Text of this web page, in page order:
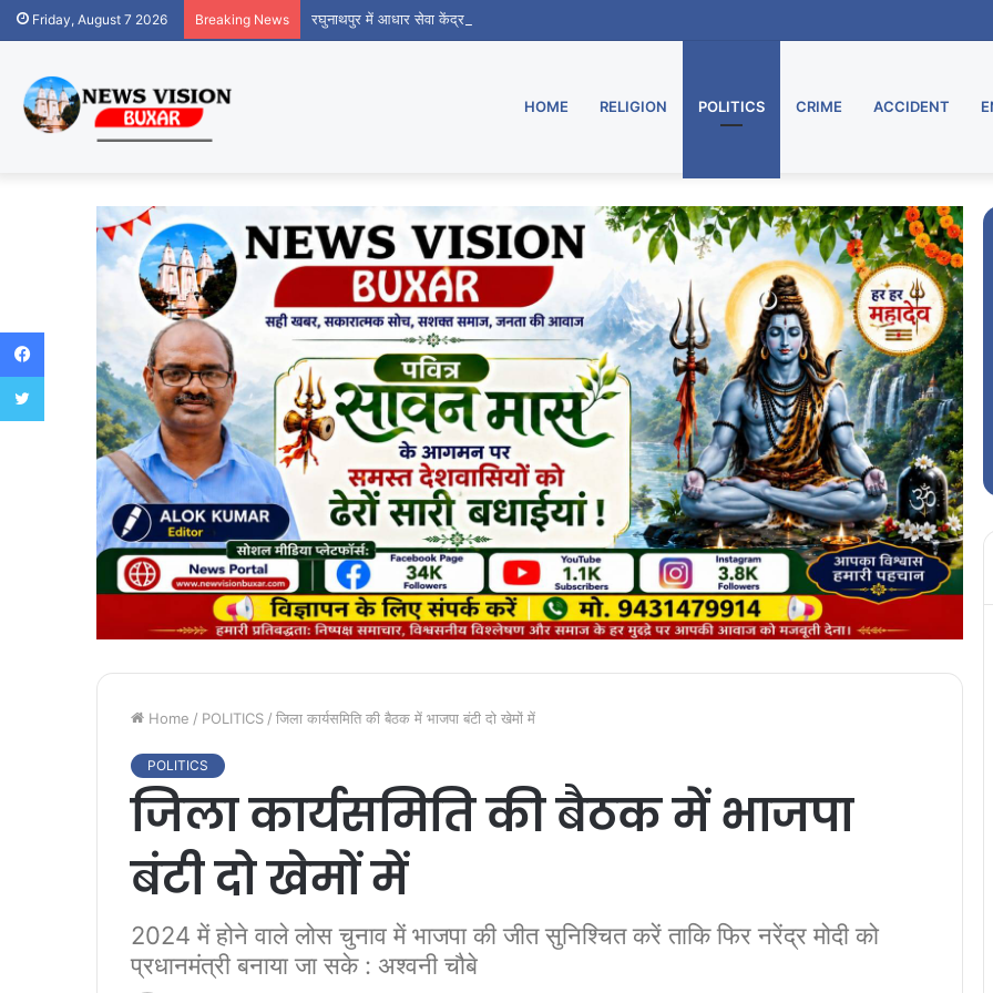
Friday, August 7 2026 Breaking News रघुनाथपुर में आधार सेवा केंद्र शुरू, मुरार उपडाकघर नए भवन में हुआ स्थानांतरित
HOME RELIGION POLITICS CRIME ACCIDENT
Home / POLITICS / जिला कार्यसमिति की बैठक में भाजपा बंटी दो खेमों में
POLITICS
जिला कार्यसमिति की बैठक में भाजपा
बंटी दो खेमों में
2024 में होने वाले लोस चुनाव में भाजपा की जीत सुनिश्चित करें ताकि फिर नरेंद्र मोदी को
प्रधानमंत्री बनाया जा सके : अश्वनी चौबे
Facebook